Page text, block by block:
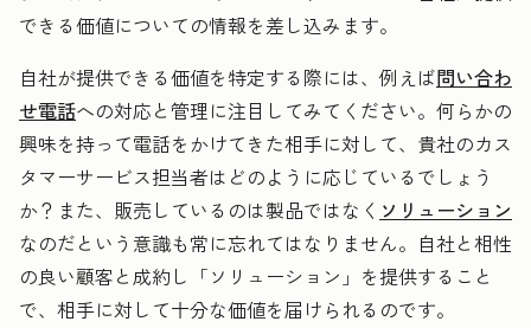
できる価値についての情報を差し込みます。
自社が提供できる価値を特定する際には、例えば問い合わ
せ電話への対応と管理に注目してみてください。何らかの
興味を持って電話をかけてきた相手に対して、貴社のカス
タマーサービス担当者はどのように応じているでしょう
か？また、販売しているのは製品ではなく ソリューション
なのだという意識も常に忘れてはなりません。自社と相性
の良い顧客と成約し「ソリューション」を提供すること
で、相手に対して十分な価値を届けられるのです。